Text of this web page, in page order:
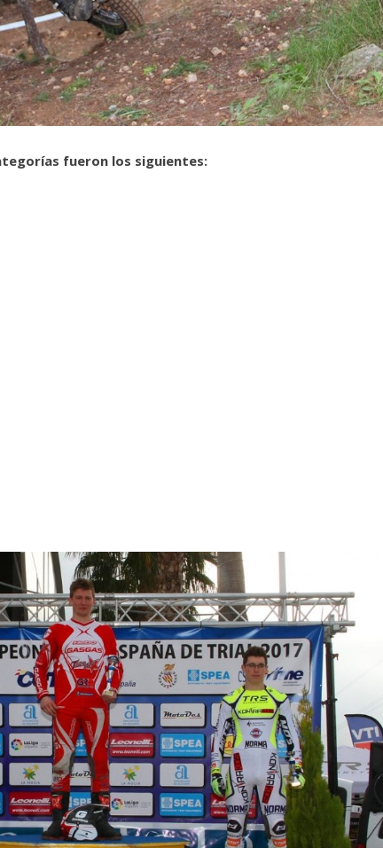
fueron los siguientes: